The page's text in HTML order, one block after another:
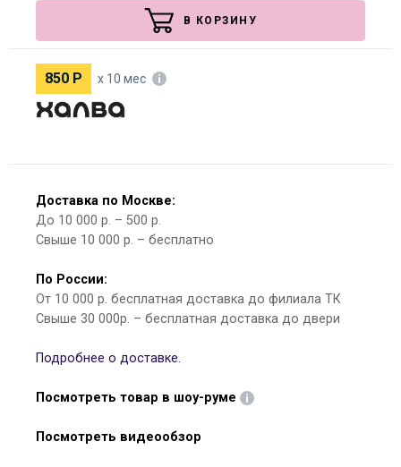
В КОРЗИНУ
850 Р х 10 мес
Доставка по Москве:
До 10 000 р. – 500 р.
Свыше 10 000 р. – бесплатно
По России:
От 10 000 р. бесплатная доставка до филиала ТК
Свыше 30 000р. – бесплатная доставка до двери
Подробнее о доставке.
Посмотреть товар в шоу-руме
Посмотреть видеообзор